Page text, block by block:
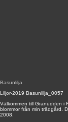
Basunlilja
Liljor-2019 Basunlilja_0057
Välkommen till Granudden i
blommor från min trädgård.
2008.